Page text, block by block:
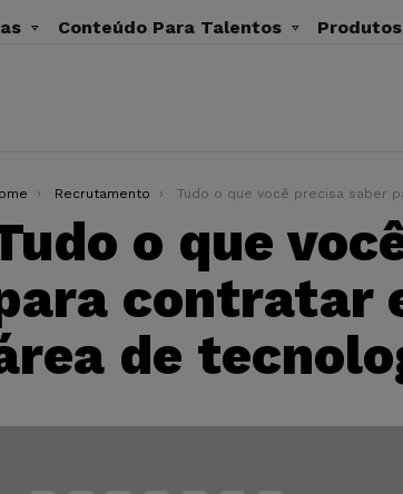
Conteúdo Para Talentos Produtos
are here:Recrutamento Tudo o que você precisa saber para contratar estagiários na área de
o que
contratar
de